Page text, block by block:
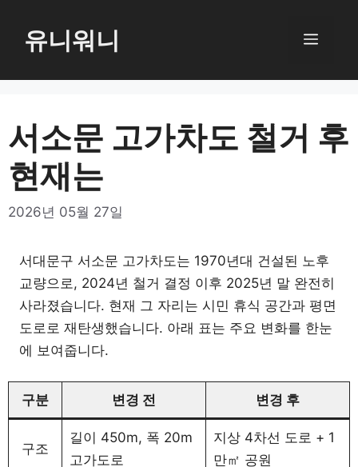
로
뛰
기
유니워니 메
서소문 고가차도 철거 후
현재는
2026년 05월 27일
서대문구 서소문 고가차도는 1970년대 건설된 노후
교량으로, 2024년 철거 결정 이후 2025년 말 완전히
사라졌습니다. 현재 그 자리는 시민 휴식 공간과 평면
도로로 재탄생했습니다. 아래 표는 주요 변화를 한눈
에 보여줍니다.
구분 변경 전 변경 후
구조
길이 450m, 폭 20m
고가도로
지상 4차선 도로 + 1
만㎡ 공원